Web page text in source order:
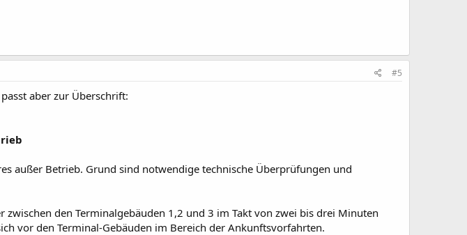
#5
aber zur Überschrift:
außer Betrieb. Grund sind notwendige technische Überprüfungen und
zwischen den Terminalgebäuden 1,2 und 3 im Takt von zwei bis drei Minuten
vor den Terminal-Gebäuden im Bereich der Ankunftsvorfahrten.